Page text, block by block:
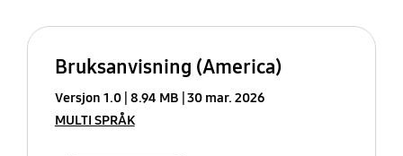
Bruksanvisning (America)
Versjon 1.0 8.94 MB 30 mar. 2026
MULTI SPRÅK